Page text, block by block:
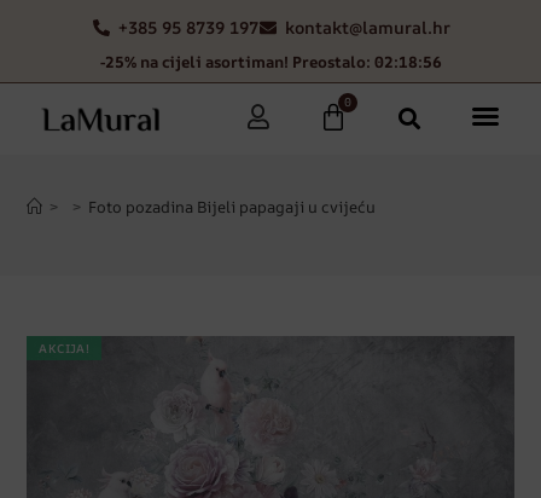
+385 95 8739 197 kontakt@lamural.hr
-25% na cijeli asortiman! Preostalo: 02:18:55
0
> > Foto pozadina Bijeli papagaji u cvijeću
AKCIJA!